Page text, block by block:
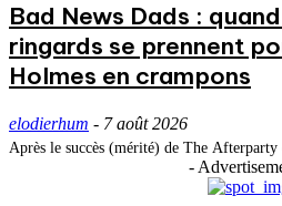
Bad News Dads :
ringards se prennent
Holmes en crampons
elodierhum - 7 août 2026
Après le succès (mérité) de The Afterparty
-